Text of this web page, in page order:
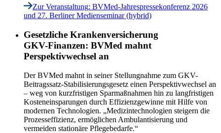
Zur Veranstaltung: BVMed-Jahrespressekonferenz 2026
und 27. Berliner Medienseminar (hybrid)
Gesetzliche Krankenversicherung
GKV-Finanzen: BVMed mahnt
Perspektivwechsel an
Der BVMed mahnt in seiner Stellungnahme zum GKV-
Beitragssatz-Stabilisierungsgesetz einen Perspektivwechsel an
– weg von kurzfristigen Sparmaßnahmen hin zu langfristigen
Kosteneinsparungen durch Effizienzgewinne mit Hilfe von
modernen Technologien. „Medizintechnologien steigern die
Prozesseffizienz, ermöglichen Ambulantisierung und
vermeiden stationäre Pflegebedarfe.“